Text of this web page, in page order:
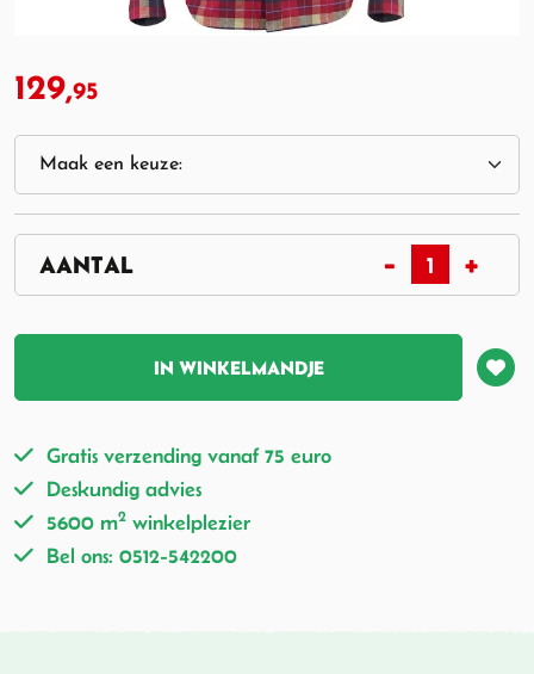
129,95
IN WINKELMANDJE
Gratis verzending vanaf 75 euro
Deskundig advies
5600 m2 winkelplezier
Bel ons: 0512-542200